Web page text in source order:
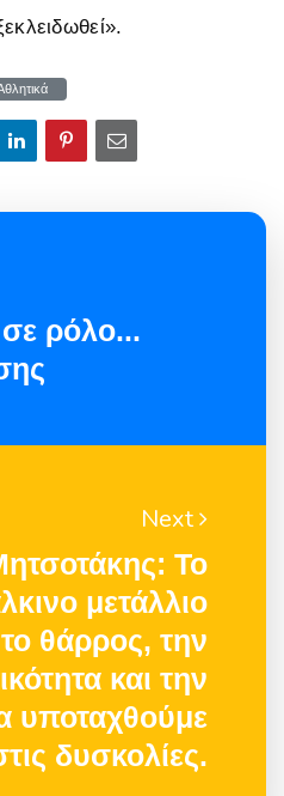
ρόλο...
Next
Το
μετάλλιο
θάρρος, την
και την
υποταχθούμε
δυσκολίες.